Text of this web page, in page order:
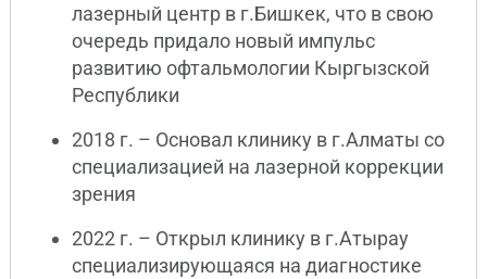
лазерный центр в г.Бишкек, что в свою
очередь придало новый импульс
развитию офтальмологии Кыргызской
Республики
2018 г. – Основал клинику в г.Алматы со
специализацией на лазерной коррекции
зрения
2022 г. – Открыл клинику в г.Атырау
специализирующаяся на диагностике